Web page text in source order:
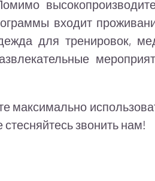
входит
для тренировок,
максимально
стесняйтесь звонить нам!